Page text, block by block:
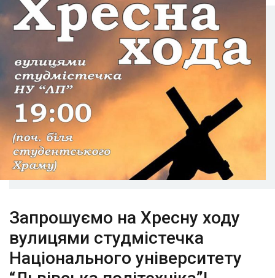
Запрошуємо на Хресну ходу
вулицями студмістечка
Національного університету